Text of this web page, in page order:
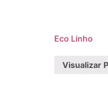
Eco Linho
Visualizar